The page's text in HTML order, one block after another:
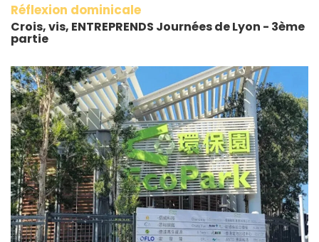
Réflexion dominicale
Crois, vis, ENTREPRENDS Journées de Lyon - 3ème
partie